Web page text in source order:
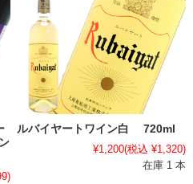
ルバイヤートワイン白 720ml
¥1,200(税込 ¥1,320)
在庫 1 本